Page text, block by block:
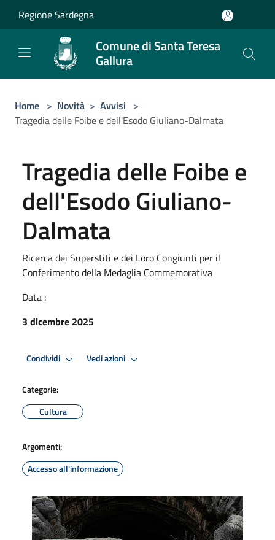
Regione Sardegna
Comune di Santa Teresa
Gallura
Home > Novità > Avvisi >
Tragedia delle Foibe e dell'Esodo Giuliano-Dalmata
Tragedia delle Foibe e
dell'Esodo Giuliano-
Dalmata
Ricerca dei Superstiti e dei Loro Congiunti per il
Conferimento della Medaglia Commemorativa
Data :
3 dicembre 2025
Condividi Vedi azioni
Categorie:
Cultura
Argomenti:
Accesso all'informazione